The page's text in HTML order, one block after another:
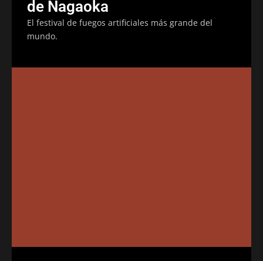
de Nagaoka
El festival de fuegos artificiales más grande del
mundo.